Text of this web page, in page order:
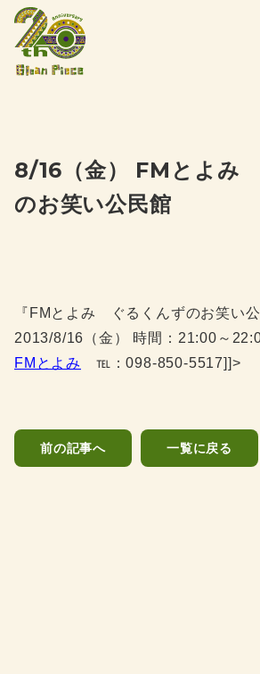
8/16（金） FMとよみ
のお笑い公民館
『FMとよみ ぐるくんずのお笑い公
2013/8/16（金） 時間：21:00～
FMとよみ
℡：098-850-5517]]>
前の記事へ 一覧に戻る